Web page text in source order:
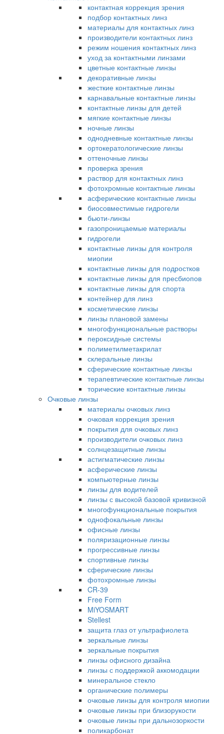
контактная коррекция зрения
подбор контактных линз
материалы для контактных линз
производители контактных линз
режим ношения контактных линз
уход за контактными линзами
цветные контактные линзы
декоративные линзы
жесткие контактные линзы
карнавальные контактные линзы
контактные линзы для детей
мягкие контактные линзы
ночные линзы
однодневные контактные линзы
ортокератологические линзы
оттеночные линзы
проверка зрения
раствор для контактных линз
фотохромные контактные линзы
асферические контактные линзы
биосовместимые гидрогели
бьюти-линзы
газопроницаемые материалы
гидрогели
контактные линзы для контроля
миопии
контактные линзы для подростков
контактные линзы для пресбиопов
контактные линзы для спорта
контейнер для линз
косметические линзы
линзы плановой замены
многофункциональные растворы
пероксидные системы
полиметилметакрилат
склеральные линзы
сферические контактные линзы
терапевтические контактные линзы
торические контактные линзы
Очковые линзы
материалы очковых линз
очковая коррекция зрения
покрытия для очковых линз
производители очковых линз
солнцезащитные линзы
астигматические линзы
асферические линзы
компьютерные линзы
линзы для водителей
линзы с высокой базовой кривизной
многофункциональные покрытия
однофокальные линзы
офисные линзы
поляризационные линзы
прогрессивные линзы
спортивные линзы
сферические линзы
фотохромные линзы
CR-39
Free Form
MiYOSMART
Stellest
защита глаз от ультрафиолета
зеркальные линзы
зеркальные покрытия
линзы офисного дизайна
линзы с поддержкой аккомодации
минеральное стекло
органические полимеры
очковые линзы для контроля миопии
очковые линзы при близорукости
очковые линзы при дальнозоркости
поликарбонат